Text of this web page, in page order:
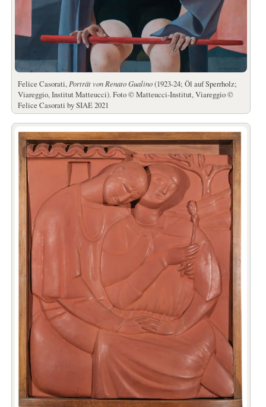
Felice Casorati, Porträt von Renato Gualino(1923-24; Öl auf Sperrholz;
Viareggio, Institut Matteucci). Foto © Matteucci-Institut, Viareggio ©
Felice Casorati by SIAE 2021